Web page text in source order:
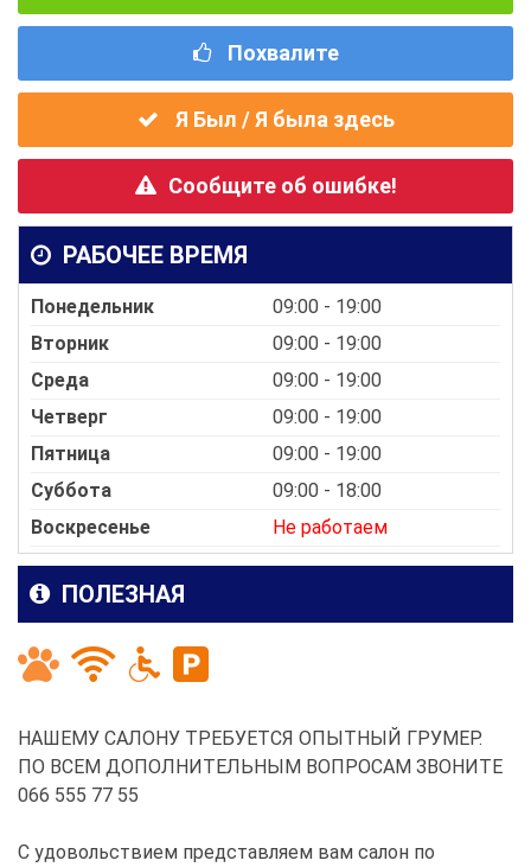
Похвалите
Я Был / Я была здесь
Сообщите об ошибке!
РАБОЧЕЕ ВРЕМЯ
Понедельник
09:00 - 19:00
Вторник
09:00 - 19:00
Среда
09:00 - 19:00
Четверг
09:00 - 19:00
Пятница
09:00 - 19:00
Суббота
09:00 - 18:00
Воскресенье
Не работаем
ПОЛЕЗНАЯ
НАШЕМУ САЛОНУ ТРЕБУЕТСЯ ОПЫТНЫЙ ГРУМЕР.
ПО ВСЕМ ДОПОЛНИТЕЛЬНЫМ ВОПРОСАМ ЗВОНИТЕ
066 555 77 55
С удовольствием представляем вам салон по